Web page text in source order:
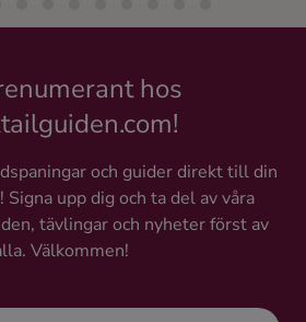
hos
och guider direkt till din
upp dig och ta del av våra
tävlingar och nyheter först av
Välkommen!